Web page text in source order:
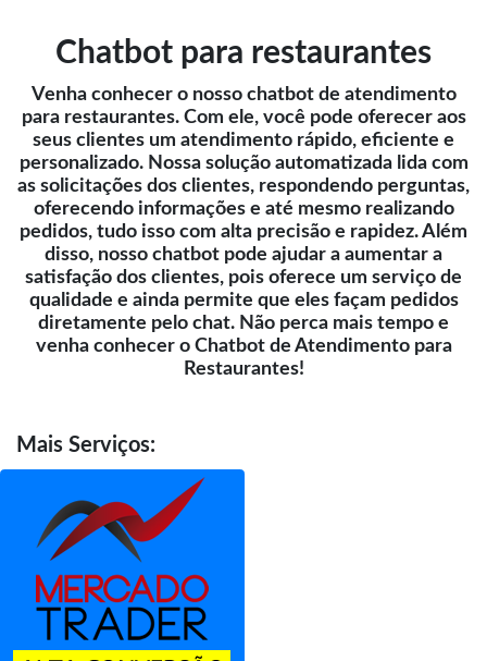
Chatbot para restaurantes
Venha conhecer o nosso chatbot de atendimento
para restaurantes. Com ele, você pode oferecer aos
seus clientes um atendimento rápido, eficiente e
personalizado. Nossa solução automatizada lida com
as solicitações dos clientes, respondendo perguntas,
oferecendo informações e até mesmo realizando
pedidos, tudo isso com alta precisão e rapidez. Além
disso, nosso chatbot pode ajudar a aumentar a
satisfação dos clientes, pois oferece um serviço de
qualidade e ainda permite que eles façam pedidos
diretamente pelo chat. Não perca mais tempo e
venha conhecer o Chatbot de Atendimento para
Restaurantes!
Mais Serviços: